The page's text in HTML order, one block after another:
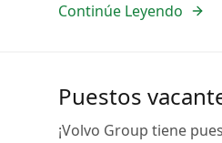
Continúe Leyendo
Puestos
¡Volvo Group tiene